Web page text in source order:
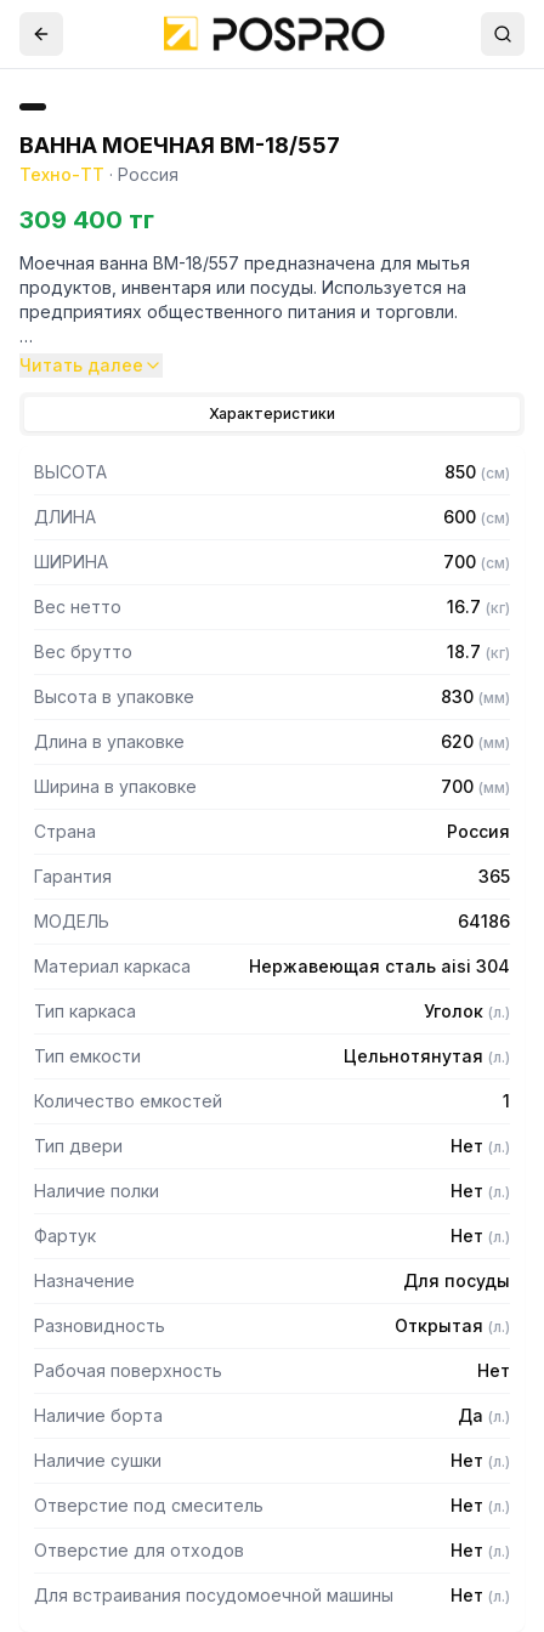
ВАННА МОЕЧНАЯ ВМ-18/557
Техно-ТТ · Россия
309 400 тг
Моечная ванна ВМ-18/557 предназначена для мытья
продуктов, инвентаря или посуды. Используется на
предприятиях общественного питания и торговли.
Особенности:
– Материал емкости: нержавеющая сталь AISI304
– Материал каркаса: нержавеющая сталь AISI304
– Толщина материала каркаса 2 мм
– Внутренние размеры емкости: 500 х 500 х 300 мм
– Высота пристенного борта: 70 мм
– Механический запорный клапан
– Диаметр подключаемого сифона: 50 мм
– На дно ванны нанесена вибро-шумоизоляция
Читать далее
Характеристики
ВЫСОТА 850 (см)
ДЛИНА 600 (см)
ШИРИНА 700 (см)
Вес нетто 16.7 (кг)
Вес брутто 18.7 (кг)
Высота в упаковке 830 (мм)
Длина в упаковке 620 (мм)
Ширина в упаковке 700 (мм)
Страна Россия
Гарантия 365
МОДЕЛЬ 64186
Материал каркаса Нержавеющая сталь aisi 304
Тип каркаса Уголок (л.)
Тип емкости Цельнотянутая (л.)
Количество емкостей 1
Тип двери Нет (л.)
Наличие полки Нет (л.)
Фартук Нет (л.)
Назначение Для посуды
Разновидность Открытая (л.)
Рабочая поверхность Нет
Наличие борта Да (л.)
Наличие сушки Нет (л.)
Отверстие под смеситель Нет (л.)
Отверстие для отходов Нет (л.)
Для встраивания посудомоечной машины Нет (л.)